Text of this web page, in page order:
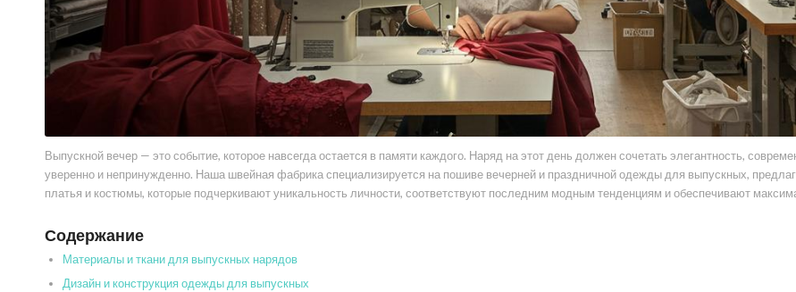
Выпускной вечер — это событие, которое навсегда остается в памяти каждого. Наряд на этот день должен сочетать элегантность,
уверенно и непринужденно. Наша швейная фабрика специализируется на пошиве вечерней и праздничной одежды для выпускных,
платья и костюмы, которые подчеркивают уникальность личности, соответствуют последним модным тенденциям и обеспечивают
Содержание
Материалы и ткани для выпускных нарядов
Дизайн и конструкция одежды для выпускных